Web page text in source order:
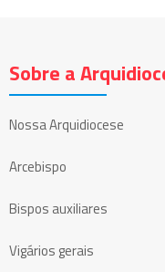
Sobre a
Nossa Arquidiocese
Arcebispo
Bispos auxiliares
Vigários gerais